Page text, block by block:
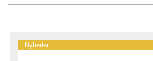
Nyheder